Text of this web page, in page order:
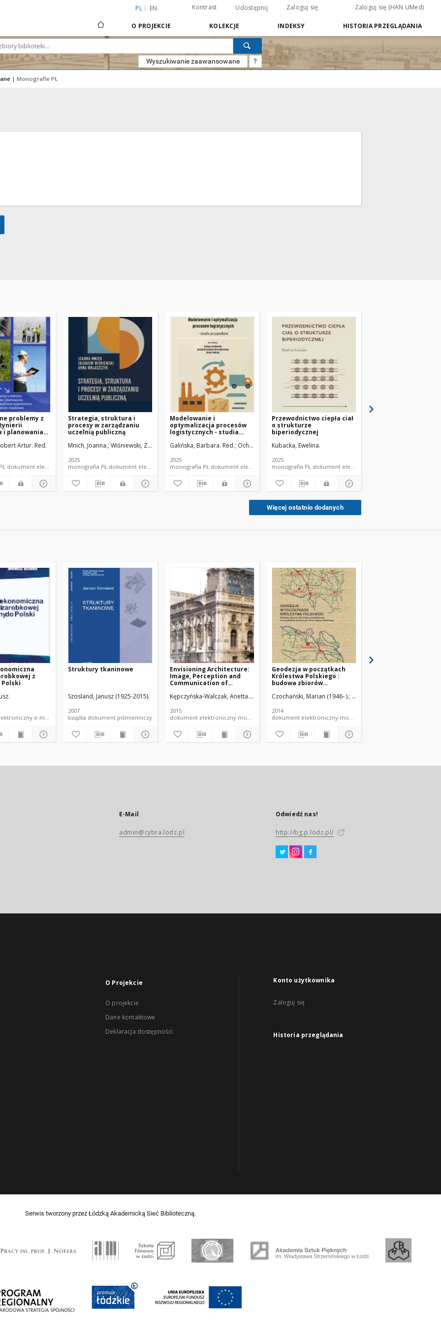
PL EN Kontrast Udostępnij Zaloguj się Zaloguj się (HAN UMed)
O PROJEKCIE KOLEKCJE INDEKSY HISTORIA PRZEGLĄDANIA
Wyszukiwanie zaawansowane ?
| Monografie PŁ
problemy z
i planowania
z działalności
i Instalacji
Artur. Red.
monografia PŁ dokument elektroniczny
Strategia, struktura i
procesy w zarządzaniu
uczelnią publiczną
Mnich, Joanna. Wiśniewski, Zbigniew. Walaszczyk, Anna.
2025
monografia PŁ dokument elektroniczny
Modelowanie i
optymalizacja procesów
logistycznych - studia
Galińska, Barbara. Red. Ochelska-Mierzejewska, Joanna. Red.
2025
monografia PŁ dokument elektroniczny
Przewodnictwo ciepła ciał
o strukturze
biperiodycznej
Kubacka, Ewelina.
2025
monografia PŁ dokument elektroniczny
Więcej ostatnio dodanych
z
Polski
dokument elektroniczny e-monografia PŁ
Struktury tkaninowe
Szosland, Janusz (1925-2015).
2007
książka dokument piśmienniczy
Envisioning Architecture:
Image, Perception and
Communication of
Kępczyńska-Walczak, Anetta. Editor.
2015
dokument elektroniczny monografia PŁ
Geodezja w początkach
Królestwa Polskiego :
budowa zbiorów
na przykładzie wybranych
Czochański, Marian (1946- ). Kowalski, Grzegorz.
2014
dokument elektroniczny monografia PŁ
E-Mail
admin@cybra.lodz.pl
Odwiedź nas!
http://bg.p.lodz.pl/
O Projekcie
O projekcie
Dane kontaktowe
Deklaracja dostępności
Konto użytkownika
Zaloguj się
Historia przeglądania
Serwis tworzony przez Łódzką Akademicką Sieć Biblioteczną.